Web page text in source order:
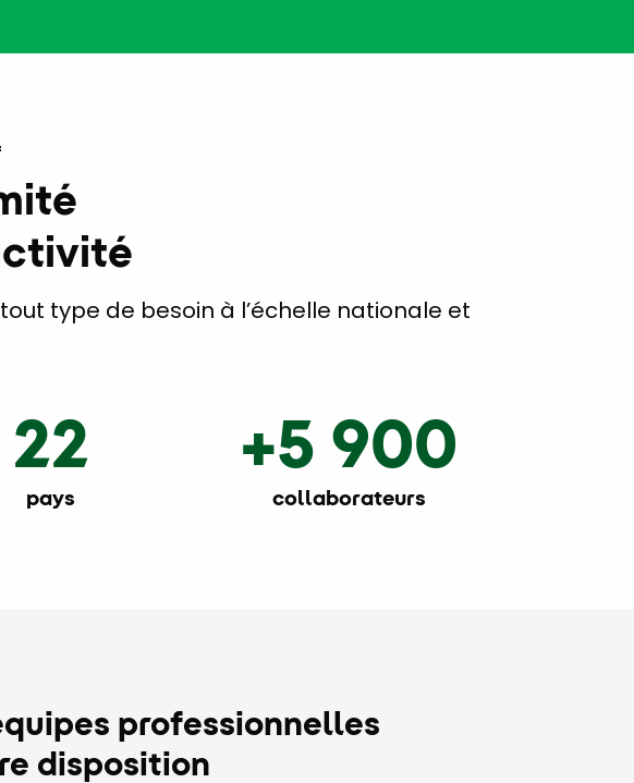
type de besoin à l’échelle nationale et
22
pays
+5 900
collaborateurs
professionnelles
disposition